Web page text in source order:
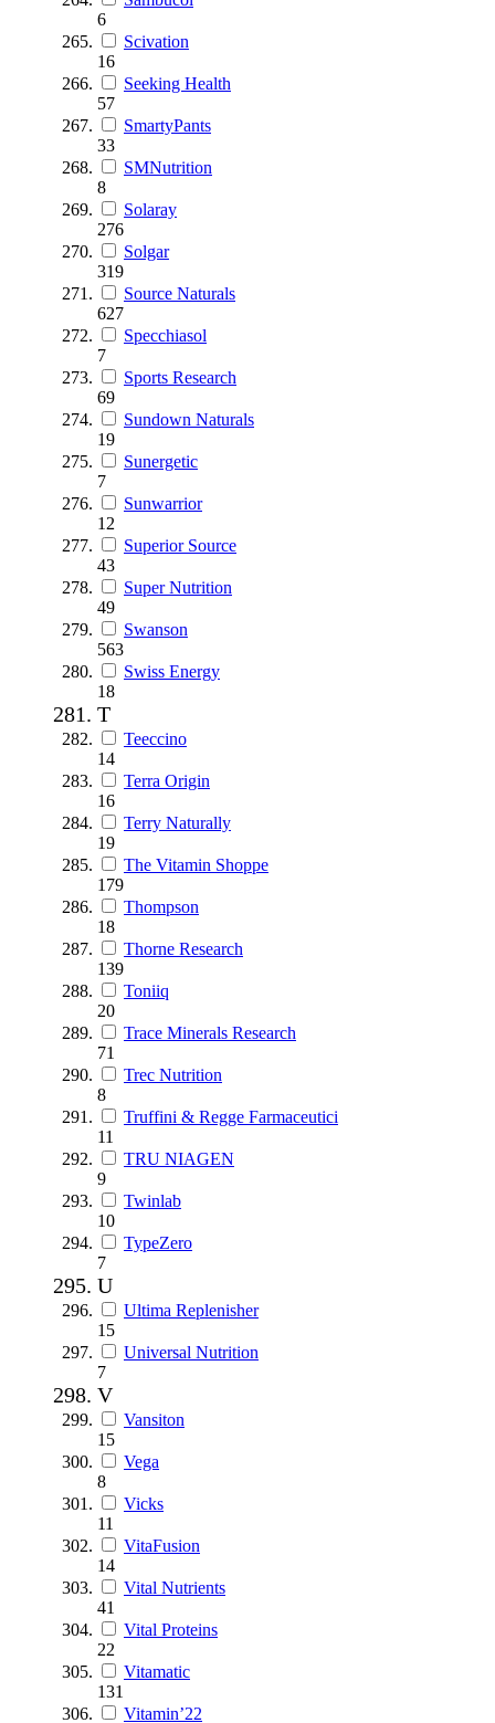
6
Scivation
16
Seeking Health
57
SmartyPants
33
SMNutrition
8
Solaray
276
Solgar
319
Source Naturals
627
Specchiasol
7
Sports Research
69
Sundown Naturals
19
Sunergetic
7
Sunwarrior
12
Superior Source
43
Super Nutrition
49
Swanson
563
Swiss Energy
18
T
Teeccino
14
Terra Origin
16
Terry Naturally
19
The Vitamin Shoppe
179
Thompson
18
Thorne Research
139
Toniiq
20
Trace Minerals Research
71
Trec Nutrition
8
Truffini & Regge Farmaceutici
11
TRU NIAGEN
9
Twinlab
10
TypeZero
7
U
Ultima Replenisher
15
Universal Nutrition
7
V
Vansiton
15
Vega
8
Vicks
11
VitaFusion
14
Vital Nutrients
41
Vital Proteins
22
Vitamatic
131
Vitamin’22